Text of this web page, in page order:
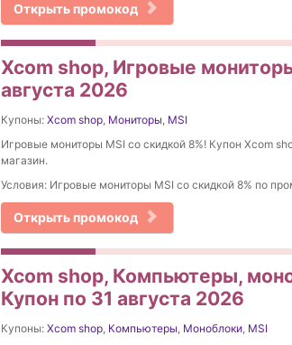
Открыть промокод
Xcom shop, Игровые
августа 2026
Купоны: Xcom shop, Мониторы, MSI
Игровые мониторы MSI со скидкой 8%! Купон Xcom
магазин.
Условия: Игровые мониторы MSI со скидкой 8% по
Открыть промокод
Xcom shop, Компьютеры,
Купон по 31 августа 2026
Купоны: Xcom shop, Компьютеры, Моноблоки, MSI